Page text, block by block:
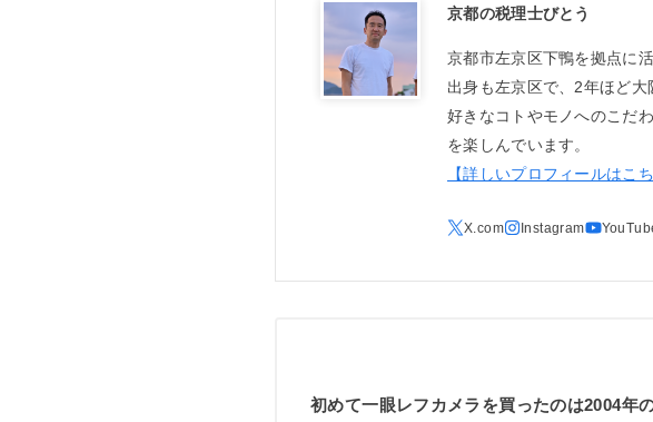
京都の税理士びとう
京都市左京区下鴨を拠点に
出身も左京区で、2年ほど大
好きなコトやモノへのこだ
を楽しんでいます。
【詳しいプロフィールはこち
初めて一眼レフカメラを買ったのは2004年